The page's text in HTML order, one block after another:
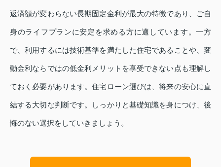
返済額が変わらない長期固定金利が最大の特徴であり、ご自
身のライフプランに安定を求める方に適しています。一方
で、利用するには技術基準を満たした住宅であることや、変
動金利ならではの低金利メリットを享受できない点も理解し
ておく必要があります。住宅ローン選びは、将来の安心に直
結する大切な判断です。しっかりと基礎知識を身につけ、後
悔のない選択をしていきましょう。